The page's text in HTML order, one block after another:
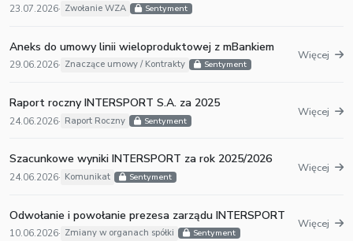
23.07.2026· Zwołanie WZA Sentyment
Aneks do umowy linii wieloproduktowej z mBankiem
29.06.2026· Znaczące umowy / Kontrakty Sentyment
Więcej
Raport roczny INTERSPORT S.A. za 2025
24.06.2026· Raport Roczny Sentyment
Więcej
Szacunkowe wyniki INTERSPORT za rok 2025/2026
24.06.2026· Komunikat Sentyment
Więcej
Odwołanie i powołanie prezesa zarządu INTERSPORT
10.06.2026· Zmiany w organach spółki Sentyment
Więcej